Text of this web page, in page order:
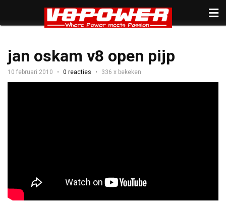
jan oskam v8 open pijp
10 februari 2010 0 reacties 336 x bekeken